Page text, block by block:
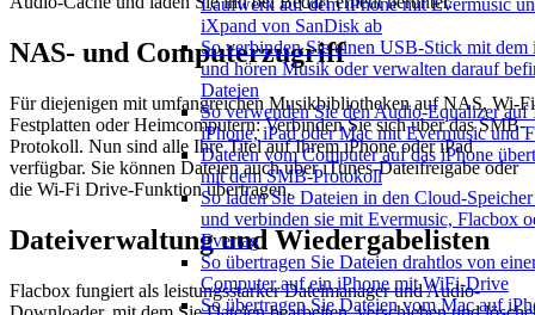
Laufwerk auf dem iPhone mit Evermusic
iXpand von SanDisk ab
So verbinden Sie einen USB-Stick mit dem
und hören Musik oder verwalten darauf
Dateien
So verwenden Sie den Audio-Equalizer auf
iPhone, iPad oder Mac mit Evermusic und
Dateien vom Computer auf das iPhone
mit dem SMB-Protokoll
So laden Sie Dateien in den Cloud-
und verbinden sie mit Evermusic, Flacbox
Evertag
So übertragen Sie Dateien drahtlos von
Computer auf ein iPhone mit WiFi-Drive
So übertragen Sie Dateien vom Mac auf
NAS- und Computerzugriff
Für diejenigen mit umfangreichen Musikbibliotheken auf NAS, Wi-
Festplatten oder Heimcomputern: Verbinden Sie sich über das SMB-
Protokoll. Nun sind alle Ihre Titel auf Ihrem iPhone oder iPad
verfügbar. Sie können Dateien auch über iTunes-Dateifreigabe oder
die Wi-Fi Drive-Funktion übertragen.
Dateiverwaltung und Wiedergabelisten
Flacbox fungiert als leistungsstarker Dateimanager und Audio-